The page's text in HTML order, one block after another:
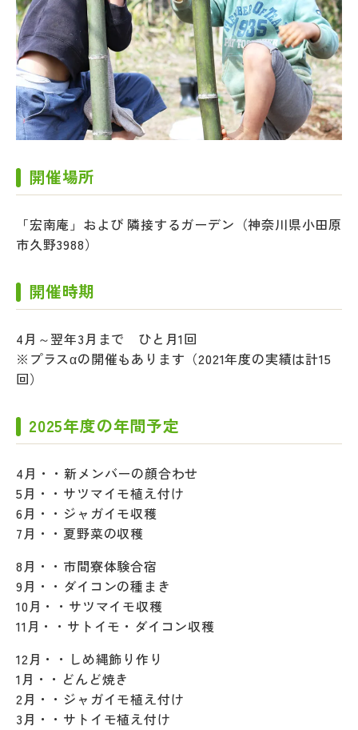
開催場所
「宏南庵」および 隣接するガーデン（神奈川県小田原
市久野3988）
開催時期
4月～翌年3月まで ひと月1回
※プラスαの開催もあります（2021年度の実績は計15
回）
2025年度の年間予定
4月・・新メンバーの顔合わせ
5月・・サツマイモ植え付け
6月・・ジャガイモ収穫
7月・・夏野菜の収穫
8月・・市間寮体験合宿
9月・・ダイコンの種まき
10月・・サツマイモ収穫
11月・・サトイモ・ダイコン収穫
12月・・しめ縄飾り作り
1月・・どんど焼き
2月・・ジャガイモ植え付け
3月・・サトイモ植え付け